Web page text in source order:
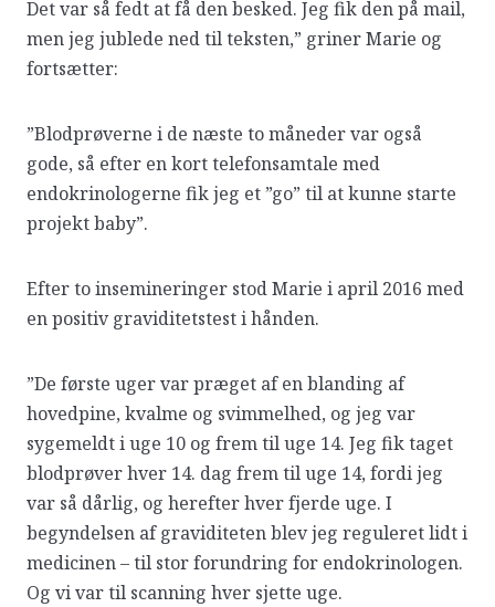
Det var så fedt at få den besked. Jeg fik den på mail,
men jeg jublede ned til teksten,” griner Marie og
fortsætter:
”Blodprøverne i de næste to måneder var også
gode, så efter en kort telefonsamtale med
endokrinologerne fik jeg et ”go” til at kunne starte
projekt baby”.
Efter to insemineringer stod Marie i april 2016 med
en positiv graviditetstest i hånden.
”De første uger var præget af en blanding af
hovedpine, kvalme og svimmelhed, og jeg var
sygemeldt i uge 10 og frem til uge 14. Jeg fik taget
blodprøver hver 14. dag frem til uge 14, fordi jeg
var så dårlig, og herefter hver fjerde uge. I
begyndelsen af graviditeten blev jeg reguleret lidt i
medicinen – til stor forundring for endokrinologen.
Og vi var til scanning hver sjette uge.